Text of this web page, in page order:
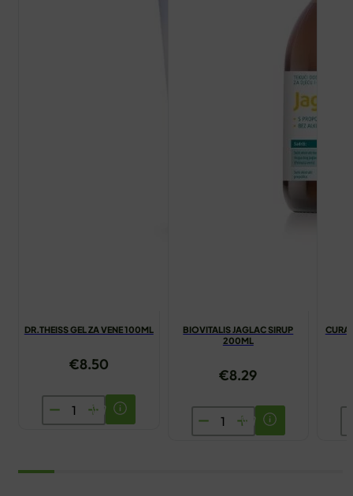
DR.THEISS GEL ZA VENE 100ML
€8.50
DR.THEISS
GEL
VENE
BIOVITALIS JAGLAC SIRUP
200ML
€8.29
BIOVITALIS
JAGLAC